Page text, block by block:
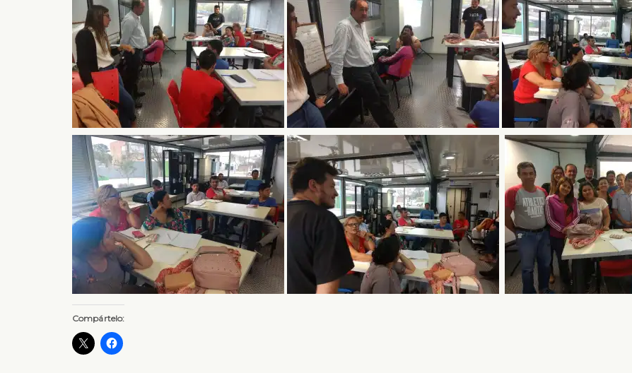
Compártelo: